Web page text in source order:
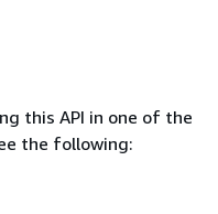
this API in one of the
the following: